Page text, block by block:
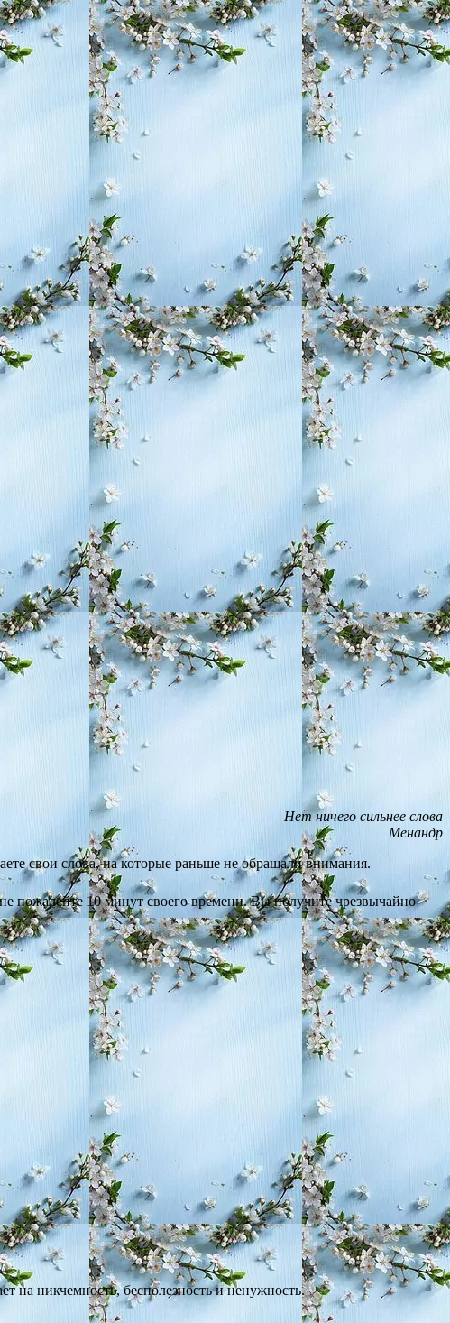
Нет ничего сильнее слова
Менандр
свои слова, на которые раньше не обращали внимания.
пожалейте 10 минут своего времени. Вы получите чрезвычайно
на никчемность, бесполезность и ненужность.